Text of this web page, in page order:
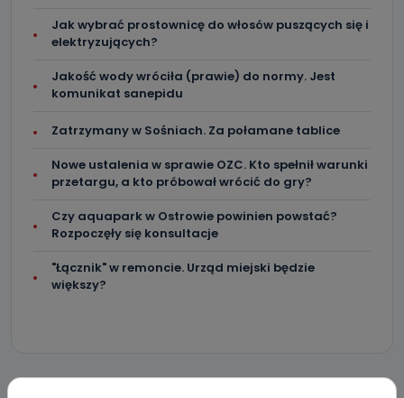
Jak wybrać prostownicę do włosów puszących się i
elektryzujących?
Jakość wody wróciła (prawie) do normy. Jest
komunikat sanepidu
Zatrzymany w Sośniach. Za połamane tablice
Nowe ustalenia w sprawie OZC. Kto spełnił warunki
przetargu, a kto próbował wrócić do gry?
Czy aquapark w Ostrowie powinien powstać?
Rozpoczęły się konsultacje
"Łącznik" w remoncie. Urząd miejski będzie
większy?